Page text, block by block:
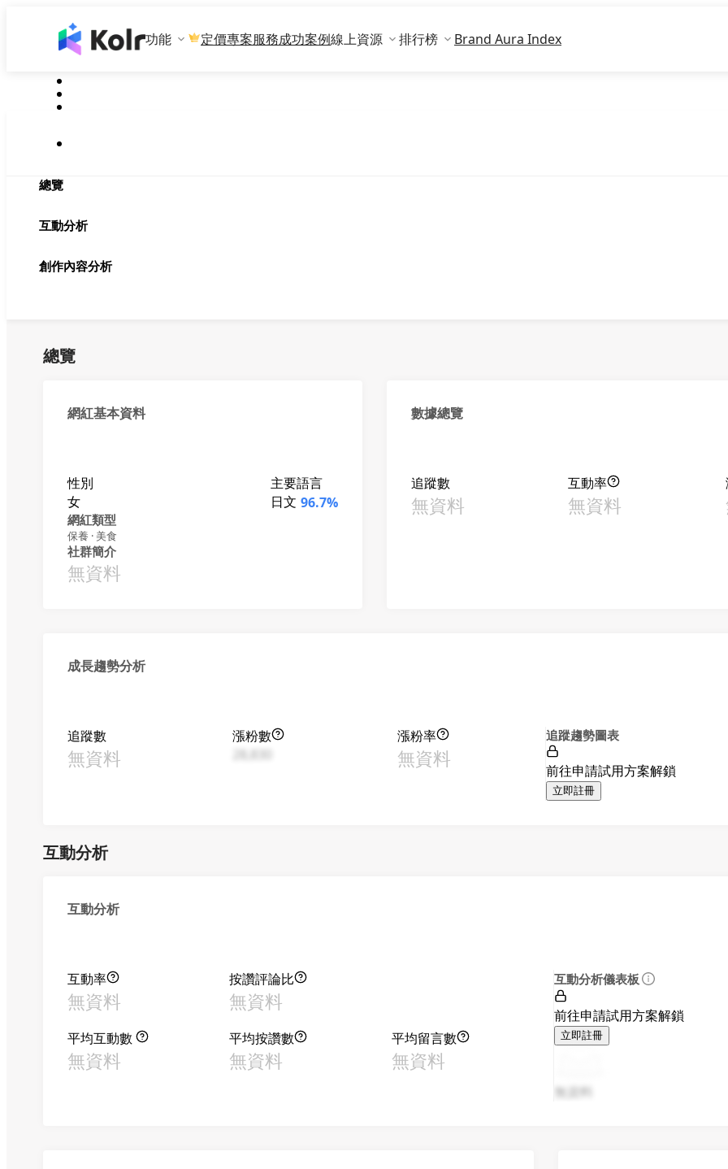
功能 定價專案服務成功案例線上資源 排行榜 Brand Aura Index
總覽
互動分析
創作內容分析
總覽
網紅基本資料
性別
女
主要語言
日文 96.7%
網紅類型
保養 · 美食
社群簡介
無資料
數據總覽
追蹤數
無資料
互動率
無資料
成長趨勢分析
追蹤數
無資料
漲粉數
漲粉率
無資料
追蹤趨勢圖表
前往申請試用方案解鎖
立即註冊
互動分析
互動分析
互動率
無資料
按讚評論比
無資料
平均互動數
無資料
平均按讚數
無資料
平均留言數
無資料
互動分析儀表板
前往申請試用方案解鎖
立即註冊
無資料